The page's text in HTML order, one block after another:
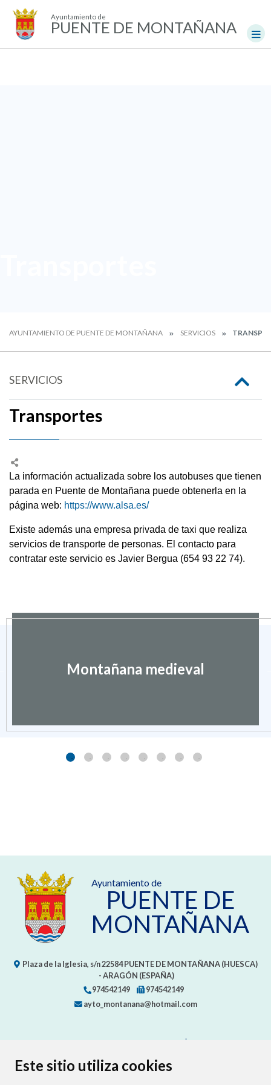
Este sitio utiliza cookies
Ayuntamiento de
PUENTE DE MONTAÑANA
AYUNTAMIENTO DE PUENTE DE MONTAÑANA SERVICIOS
SERVICIOS
Transportes
La información actualizada sobre los autobuses que tienen
parada en Puente de Montañana puede obtenerla en la
página web: https://www.alsa.es/
Existe además una empresa privada de taxi que realiza
servicios de transporte de personas. El contacto para
contratar este servicio es Javier Bergua (654 93 22 74).
Montañana medieval
Ayuntamiento de
PUENTE DE
MONTAÑANA
Plaza de la Iglesia, s/n22584 PUENTE DE MONTAÑANA (HUESCA)
- ARAGÓN (ESPAÑA)
974542149
974542149
ayto_montanana@hotmail.com
AVISO LEGAL
PROTECCIÓN DE DATOS
POLÍTICA DE COOKIES